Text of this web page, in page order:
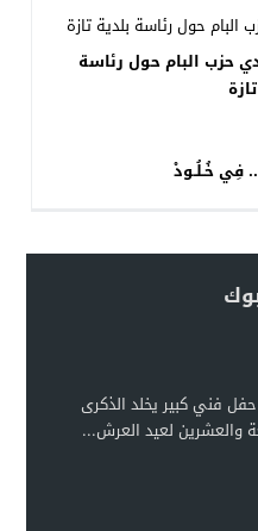
حزب البام حول رئاسة
فِي خُـلُـودْ
فني كبير يخلد الذكرى
والعشرين لعيد العرش...